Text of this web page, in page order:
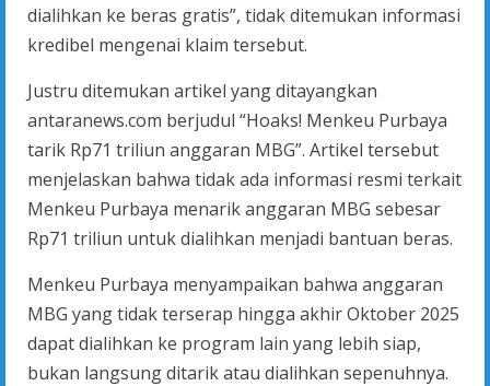
dialihkan ke beras gratis”, tidak ditemukan informasi
kredibel mengenai klaim tersebut.
Justru ditemukan artikel yang ditayangkan
antaranews.com berjudul “Hoaks! Menkeu Purbaya
tarik Rp71 triliun anggaran MBG”. Artikel tersebut
menjelaskan bahwa tidak ada informasi resmi terkait
Menkeu Purbaya menarik anggaran MBG sebesar
Rp71 triliun untuk dialihkan menjadi bantuan beras.
Menkeu Purbaya menyampaikan bahwa anggaran
MBG yang tidak terserap hingga akhir Oktober 2025
dapat dialihkan ke program lain yang lebih siap,
bukan langsung ditarik atau dialihkan sepenuhnya.